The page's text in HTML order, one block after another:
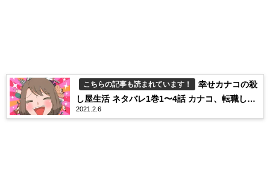
こちらの記事も読まれています！
幸せカナコの殺
し屋生活 ネタバレ1巻1〜4話 カナコ、転職しま
す！！
2021.2.6